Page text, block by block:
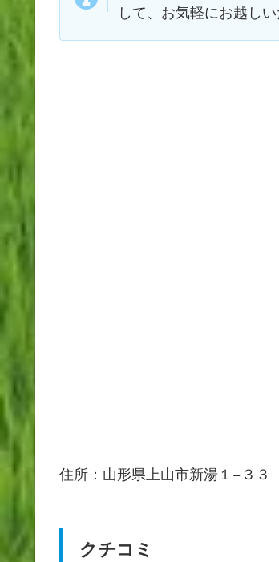
して、お気軽にお越しい
住所：山形県上山市新湯１−３３
クチコミ